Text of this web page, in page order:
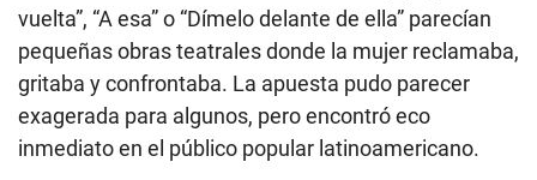
vuelta”, “A esa” o “Dímelo delante de ella” parecían
pequeñas obras teatrales donde la mujer reclamaba,
gritaba y confrontaba. La apuesta pudo parecer
exagerada para algunos, pero encontró eco
inmediato en el público popular latinoamericano.